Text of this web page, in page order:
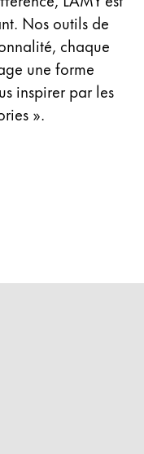
Nos outils de
chaque
une forme
inspirer par les
».